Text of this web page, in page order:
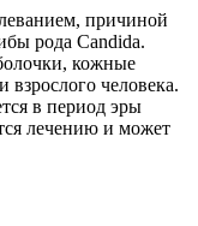
причиной
рода Candida.
кожные
человека.
в период эры
лечению и может